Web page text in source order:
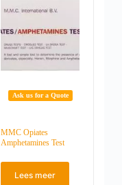
Ask us for a Quote
MMC Opiates
Amphetamines Test
Lees meer